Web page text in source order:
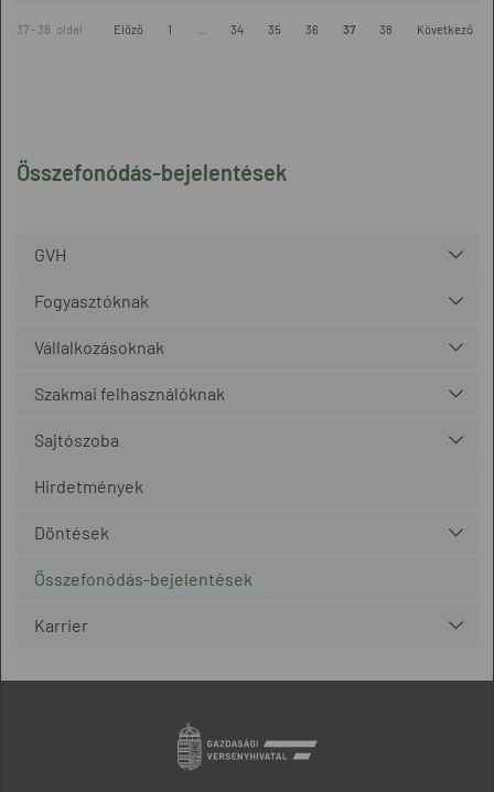
Összefonódás-bejelentések
GVH
Fogyasztóknak
Vállalkozásoknak
Szakmai felhasználóknak
Sajtószoba
Hirdetmények
Döntések
Összefonódás-bejelentések
Karrier
37 - 38. oldal Előző 1 34 35 36 37 38 Következő